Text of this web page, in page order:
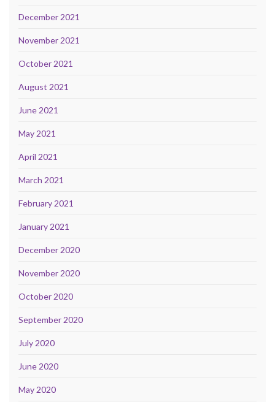
December 2021
November 2021
October 2021
August 2021
June 2021
May 2021
April 2021
March 2021
February 2021
January 2021
December 2020
November 2020
October 2020
September 2020
July 2020
June 2020
May 2020